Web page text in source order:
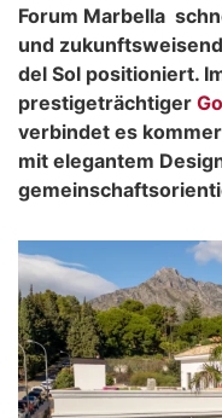
Forum Marbella
und
del Sol positioniert.
prestigeträchtiger
verbindet es
mit elegantem